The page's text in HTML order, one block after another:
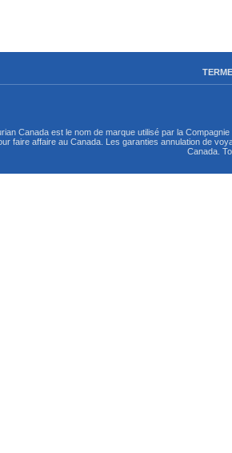
Canada est le nom de marque utilisé par la
faire affaire au Canada. Les garanties annulation de
Canada.